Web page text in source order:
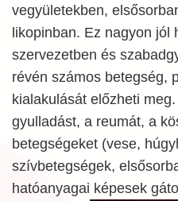
vegyületekben,
likopinban. Ez nagyon jól
szervezetben és
révén számos betegség,
kialakulását előzheti
gyulladást, a reumát, a
betegségeket (vese,
szívbetegségek,
hatóanyagai képesek